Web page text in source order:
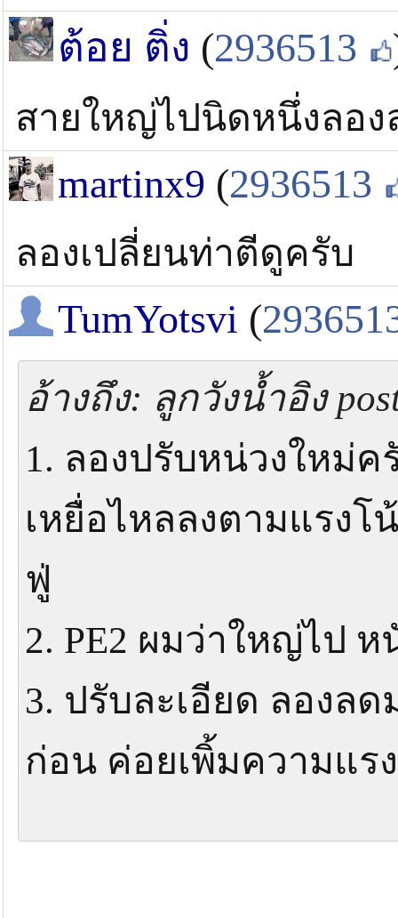
ต้อย ติ่ง (2936513
สายใหญ่ไปนิดหนึ่งลอ
martinx9 (2936513
ลองเปลี่ยนท่าตีดูครับ
TumYotsvi (
อ้างถึง: ลูกวังน้ำอิง
1. ลองปรับหน่วงใหม่
เหยื่อไหลลงตามแรงโ
ฟู่
2. PE2 ผมว่าใหญ่ไป
3. ปรับละเอียด ลองลด
ก่อน ค่อยเพิ้มความแรง